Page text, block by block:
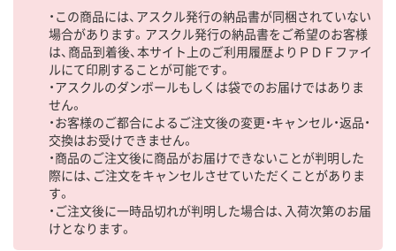
・この商品には、アスクル発行の納品書が同梱されていない
場合があります。アスクル発行の納品書をご希望のお客様
は、商品到着後、本サイト上のご利用履歴よりＰＤＦファイ
ルにて印刷することが可能です。
・アスクルのダンボールもしくは袋でのお届けではありま
せん。
・お客様のご都合によるご注文後の変更・キャンセル・返品・
交換はお受けできません。
・商品のご注文後に商品がお届けできないことが判明した
際には、ご注文をキャンセルさせていただくことがありま
す。
・ご注文後に一時品切れが判明した場合は、入荷次第のお届
けとなります。